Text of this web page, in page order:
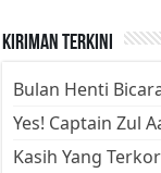
Kiriman Terkini
Bulan Henti
Yes! Captain Zul
Kasih Yang